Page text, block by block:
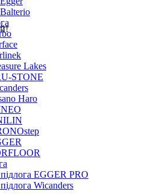
Lakes
STONE
Haro
EGGER PRO
Wicanders